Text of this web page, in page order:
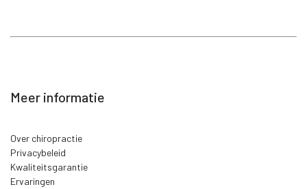
Meer informatie
Over chiropractie
Privacybeleid
Kwaliteitsgarantie
Ervaringen